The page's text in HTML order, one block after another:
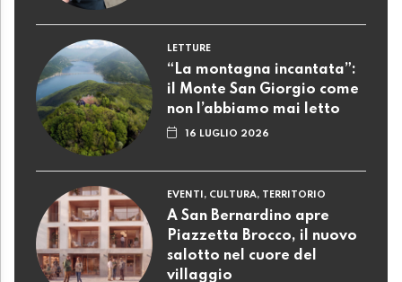
LETTURE
“La montagna incantata”:
il Monte San Giorgio come
non l’abbiamo mai letto
16 LUGLIO 2026
EVENTI, CULTURA, TERRITORIO
A San Bernardino apre
Piazzetta Brocco, il nuovo
salotto nel cuore del
villaggio